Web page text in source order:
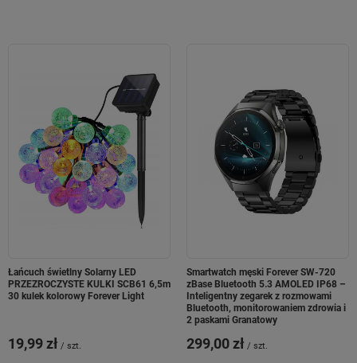
Łańcuch świetlny Solarny LED
PRZEZROCZYSTE KULKI SCB61 6,5m
30 kulek kolorowy Forever Light
19,99 zł / szt.
Smartwatch męski Forever SW-720
zBase Bluetooth 5.3 AMOLED IP68 –
Inteligentny zegarek z rozmowami
Bluetooth, monitorowaniem zdrowia i
2 paskami Granatowy
299,00 zł / szt.